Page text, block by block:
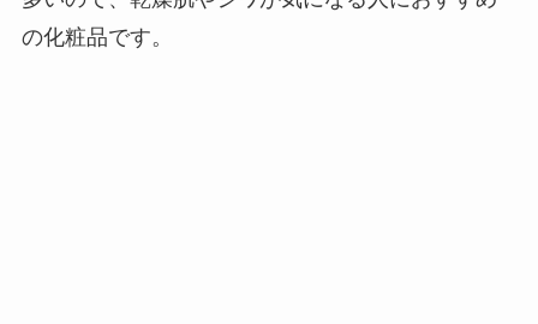
多いので、乾燥肌やシワが気になる人におすすめ